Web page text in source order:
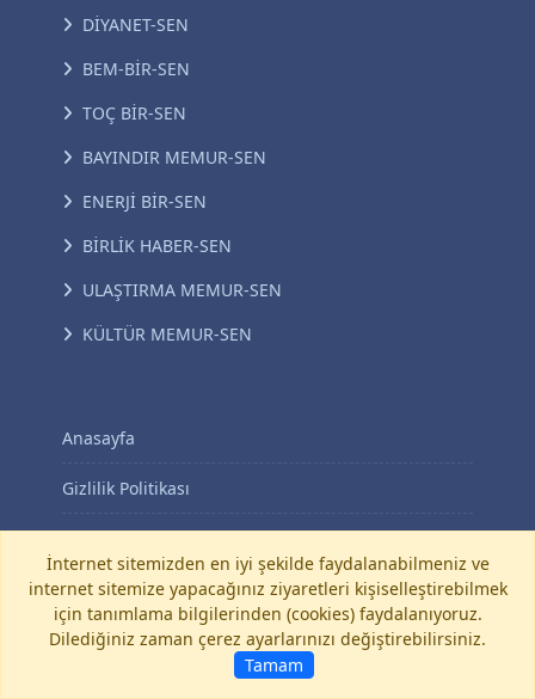
DİYANET-SEN
BEM-BİR-SEN
TOÇ BİR-SEN
BAYINDIR MEMUR-SEN
ENERJİ BİR-SEN
BİRLİK HABER-SEN
ULAŞTIRMA MEMUR-SEN
KÜLTÜR MEMUR-SEN
Anasayfa
Gizlilik Politikası
KVKK Aydınlatma Metni
İletişim
Diyanet-Sen
İnternet sitemizden en iyi şekilde faydalanabilmeniz ve
internet sitemize yapacağınız ziyaretleri kişiselleştirebilmek
için tanımlama bilgilerinden (cookies) faydalanıyoruz.
Dilediğiniz zaman çerez ayarlarınızı değiştirebilirsiniz.
Tamam